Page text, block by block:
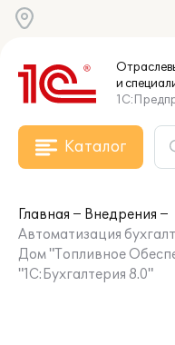
и
Каталог
Главная
Внедрения
Автоматизация
Дом "Топливное
"1С:Бухгалтерия 8.0"